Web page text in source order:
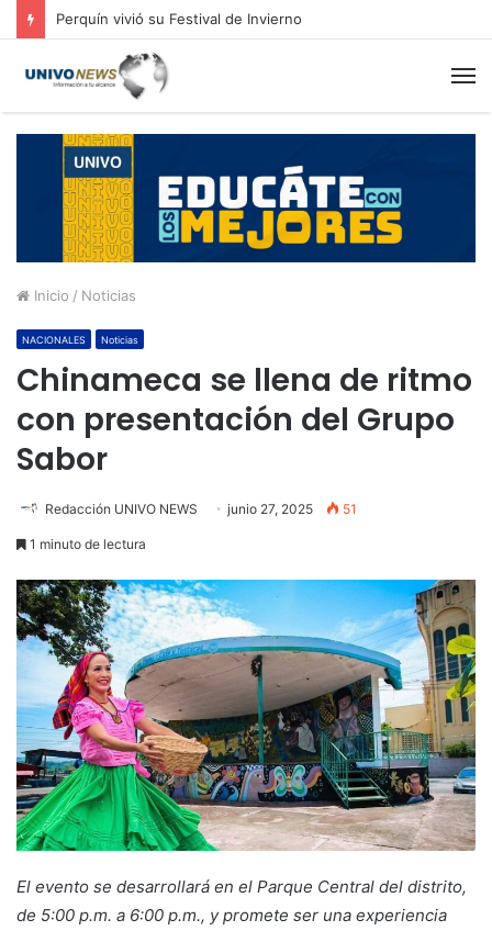
Perquín vivió su Festival de Invierno
Inicio / Noticias
NACIONALES Noticias
Chinameca se llena de ritmo
con presentación del Grupo
Sabor
Redacción UNIVO NEWS junio 27, 2025 51
1 minuto de lectura
El evento se desarrollará en el Parque Central del distrito,
de 5:00 p.m. a 6:00 p.m., y promete ser una experiencia